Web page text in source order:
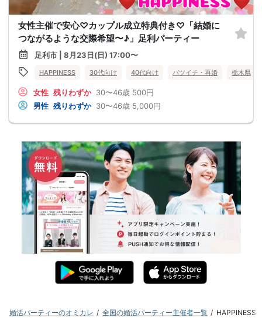
女性主催で安心♡カップル成立特典付き♡「結婚に
つながるような交際希望〜♪」足利パーティー
足利市 | 8月23日(日) 17:00〜
HAPPINESS 30代向け 40代向け バツイチ・再婚 栃木県
女性 残りわずか 30〜46歳 500円
男性 残りわずか 30〜46歳 5,000円
婚活パーティーのオミカレ 全国の婚活パーティー主催者一覧 HAPPINESS